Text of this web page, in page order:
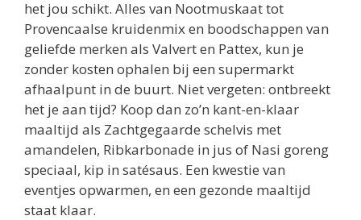
het jou schikt. Alles van Nootmuskaat tot
Provencaalse kruidenmix en boodschappen van
geliefde merken als Valvert en Pattex, kun je
zonder kosten ophalen bij een supermarkt
afhaalpunt in de buurt. Niet vergeten: ontbreekt
het je aan tijd? Koop dan zo’n kant-en-klaar
maaltijd als Zachtgegaarde schelvis met
amandelen, Ribkarbonade in jus of Nasi goreng
speciaal, kip in satésaus. Een kwestie van
eventjes opwarmen, en een gezonde maaltijd
staat klaar.